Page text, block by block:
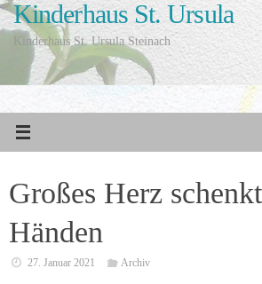
Zum
Inhalt
springen
Kinderhaus St. Ursula
Kinderhaus St. Ursula Steinach
Großes Herz
Händen
27. Januar 2021 Archiv